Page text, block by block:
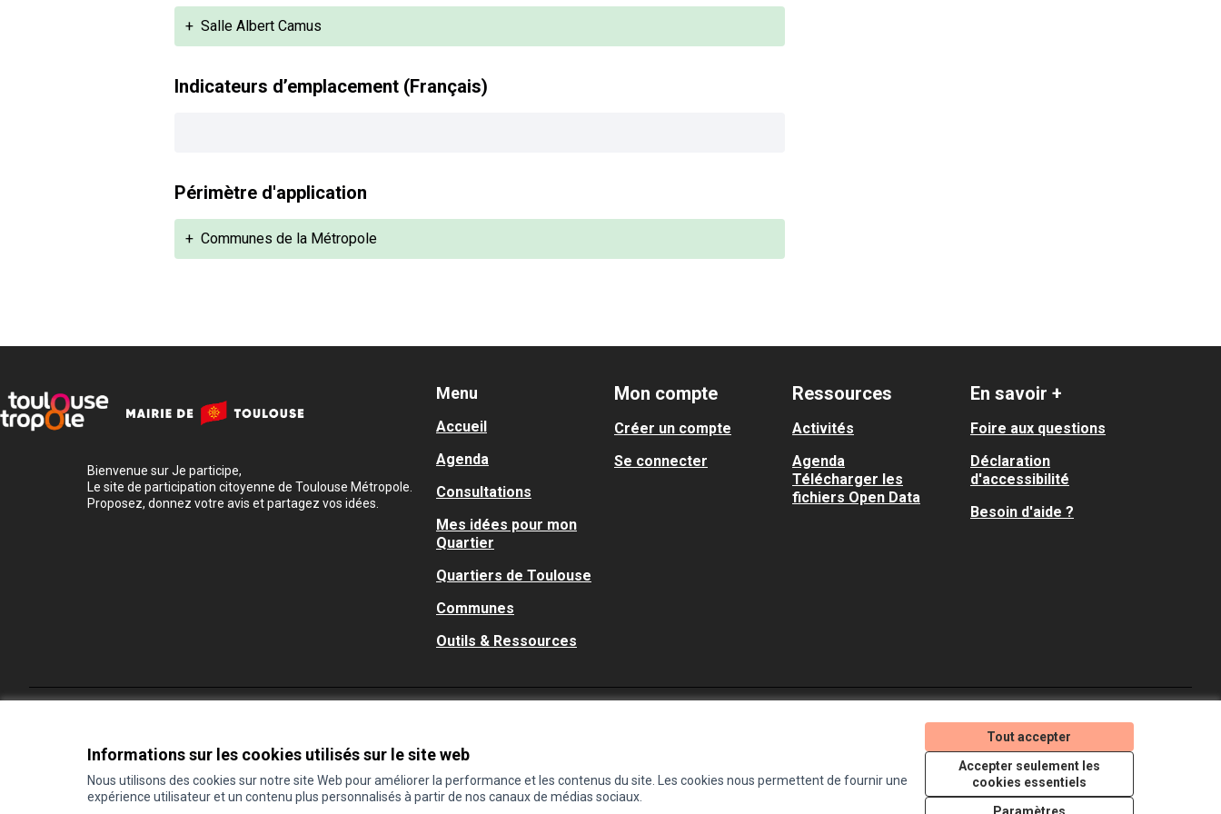
Informations sur les cookies utilisés sur le site web
Nous utilisons des cookies sur notre site Web pour améliorer la performance et les contenus du site. Les cookies nous permettent de fournir une
expérience utilisateur et un contenu plus personnalisés à partir de nos canaux de médias sociaux.
Tout accepter
Accepter seulement les
cookies essentiels
+ Salle Albert Camus
Indicateurs d’emplacement (Français)
Périmètre d'application
+ Communes de la Métropole
Bienvenue sur Je participe,
Le site de participation citoyenne de Toulouse Métropole.
Proposez, donnez votre avis et partagez vos idées.
Menu
Accueil
Agenda
Consultations
Mes idées pour mon
Quartier
Quartiers de Toulouse
Communes
Outils & Ressources
Mon compte
Créer un compte
Se connecter
Ressources
Activités
Agenda
Télécharger les
fichiers Open Data
En savoir +
Foire aux questions
Déclaration
d'accessibilité
Besoin d'aide ?
(Lien externe)
(Lien externe)
(Lien externe)
Licence Creative
(Lien externe)